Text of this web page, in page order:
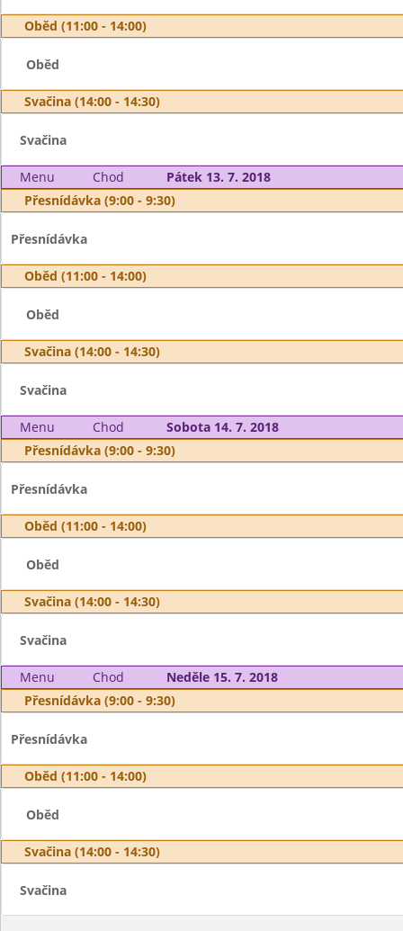
Oběd (11:00 - 14:00)
Oběd
Svačina (14:00 - 14:30)
Svačina
Menu Chod
Pátek 13. 7. 2018
Přesnídávka (9:00 - 9:30)
Přesnídávka
Oběd (11:00 - 14:00)
Oběd
Svačina (14:00 - 14:30)
Svačina
Menu Chod
Sobota 14. 7. 2018
Přesnídávka (9:00 - 9:30)
Přesnídávka
Oběd (11:00 - 14:00)
Oběd
Svačina (14:00 - 14:30)
Svačina
Menu Chod
Neděle 15. 7. 2018
Přesnídávka (9:00 - 9:30)
Přesnídávka
Oběd (11:00 - 14:00)
Oběd
Svačina (14:00 - 14:30)
Svačina